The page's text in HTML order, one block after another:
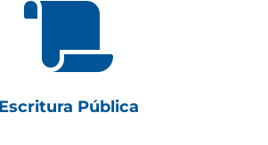

Escritura Pública